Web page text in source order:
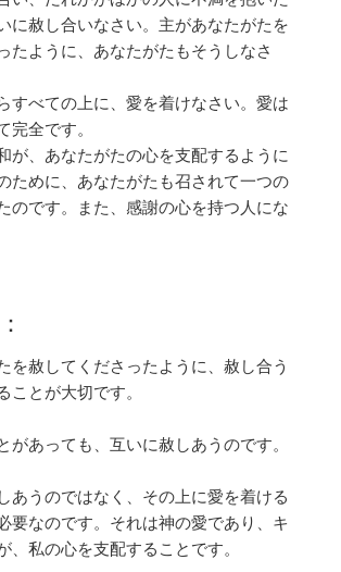
に赦し合いなさい。主があなたがたを
たように、あなたがたもそうしなさ
すべての上に、愛を着けなさい。愛は
完全です。
が、あなたがたの心を支配するように
ために、あなたがたも召されて一つの
のです。また、感謝の心を持つ人にな
を赦してくださったように、赦し合う
ことが大切です。
があっても、互いに赦しあうのです。
あうのではなく、その上に愛を着ける
要なのです。それは神の愛であり、キ
、私の心を支配することです。